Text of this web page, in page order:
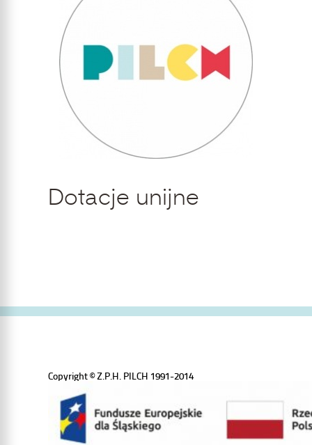
Dotacje unijne
Copyright © Z.P.H. PILCH 1991-2014